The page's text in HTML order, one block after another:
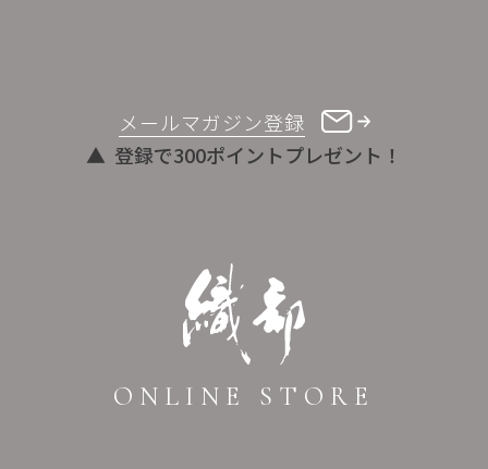
ONLINE STORE
メールマガジン登録
登録で300ポイントプレゼント！